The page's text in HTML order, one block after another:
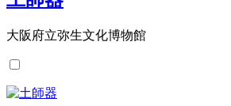
大阪府立弥生文化博物館